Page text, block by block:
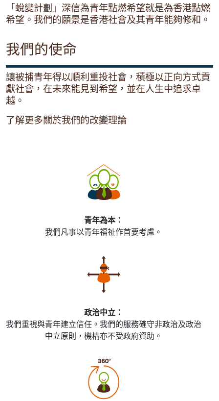
「蛻變計劃」深信為青年點燃希望就是為香港點燃
希望。我們的願景是香港社會及其青年能夠修和。
我們的使命
讓被捕青年得以順利重投社會，積極以正向方式貢
獻社會，在未來能見到希望，並在人生中追求卓
越。
了解更多關於我們的改變理論
青年為本：
我們凡事以青年福祉作首要考慮。
政治中立：
我們重視與青年建立信任。我們的服務確守非政治及政治
中立原則，機構亦不受政府資助。